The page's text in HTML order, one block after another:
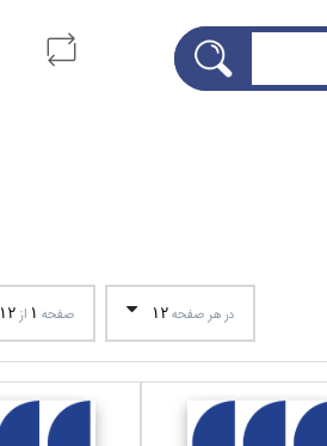
در هر صفحه12 صفحه 1 از 12